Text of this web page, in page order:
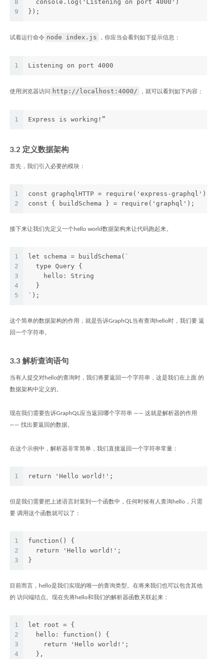
8
9
  console.log('Listening on port 4000')
});
试着运行命令 node index.js ，你应当会看到如下提示信息：
1 Listening on port 4000
使用浏览器访问 http://localhost:4000/ ，就可以看到如下内容：
1 Express is working!”
3.2 定义数据架构
首先，我们引入必要的模块：
1
2
const graphqlHTTP = require('express-graphql');
const { buildSchema } = require('graphql');
接下来让我们先定义一个hello world数据架构来让代码跑起来。
1
2
3
4
5
let schema = buildSchema(`
  type Query {
    hello: String
  }
`);
这个简单的数据架构的作用，就是告诉GraphQL当有查询hello时，我们要 返
回一个字符串。
3.3 解析查询语句
当有人提交对hello的查询时，我们将要返回一个字符串，这是我们在上面 的
数据架构中定义的。
现在我们需要告诉GraphQL应当返回哪个字符串 —— 这就是解析器的作用
—— 找出要返回的数据。
在这个示例中，解析器非常简单，我们直接返回一个字符串常量：
1 return 'Hello world!';
但是我们需要把上述语言封装到一个函数中，任何时候有人查询hello，只需
要 调用这个函数就可以了：
1
2
3
function() {
  return 'Hello world!';
}
目前而言，hello是我们实现的唯一的查询类型。在将来我们也可以包含其他
的 访问端结点。现在先将hello和我们的解析器函数关联起来：
1
2
3
4
let root = {
  hello: function() {
    return 'Hello world!';
  },